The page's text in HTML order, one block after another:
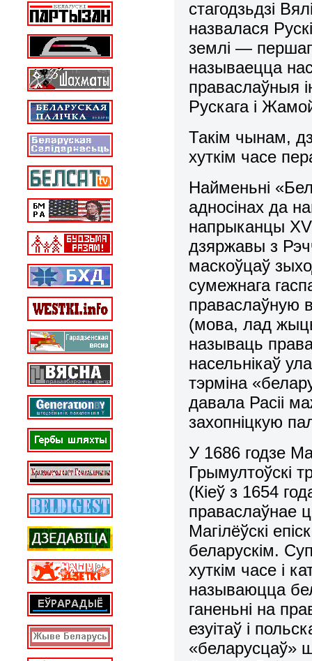
стагодзьдзі
назвалася
землі —
называецца
праваслаўныя
Рускага і
Такім чынам,
хуткім часе
Найменьні
адносінах да
напрыканцы
дзяржавы з
маскоўцаў
сумежнага
праваслаўную
(мова, лад
называць
насельнікаў
тэрміна
давала Расіі
захопніцкую
У 1686 годзе
Грымултоўскі
(Кіеў з 1654
праваслаўнае
Магілёўскі
беларускім.
хуткім часе і
называюцца
ганеньні на
езуітаў і
«беларусцаў»